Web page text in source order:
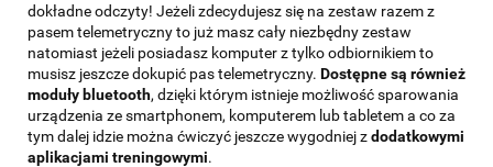
dokładne odczyty! Jeżeli zdecydujesz się na zestaw razem z
pasem telemetryczny to już masz cały niezbędny zestaw
natomiast jeżeli posiadasz komputer z tylko odbiornikiem to
musisz jeszcze dokupić pas telemetryczny. Dostępne są również
moduły bluetooth, dzięki którym istnieje możliwość sparowania
urządzenia ze smartphonem, komputerem lub tabletem a co za
tym dalej idzie można ćwiczyć jeszcze wygodniej zdodatkowymi
aplikacjami treningowymi.